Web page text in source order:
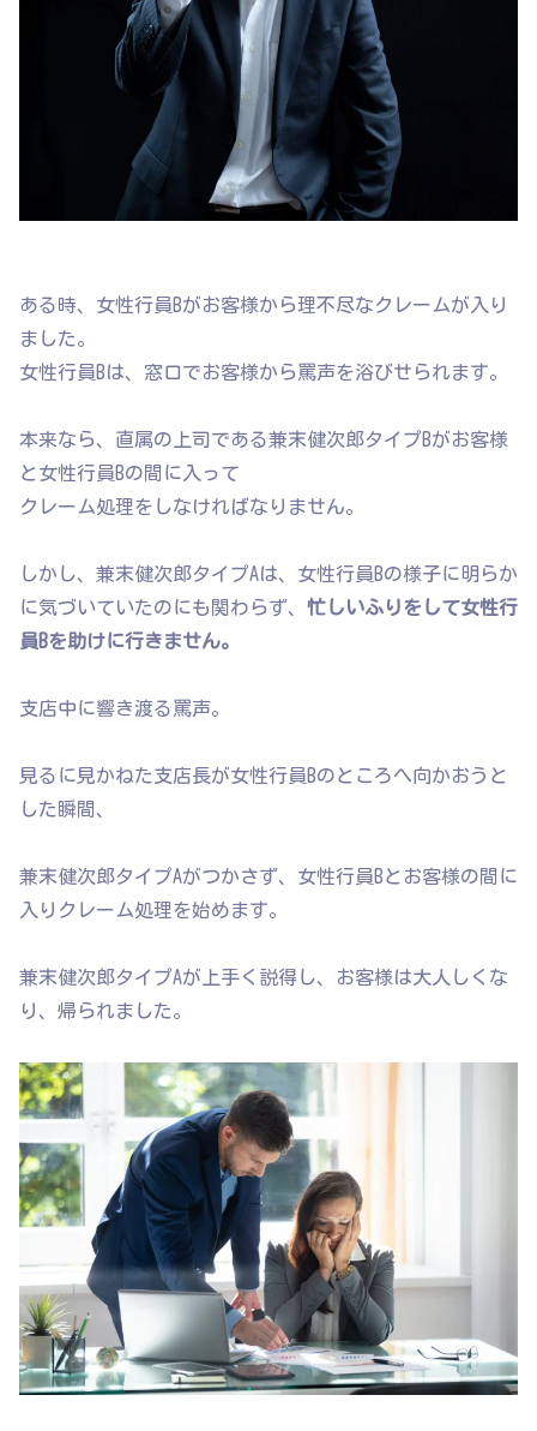
ある時、女性行員Bがお客様から理不尽なクレームが入り
ました。
女性行員Bは、窓口でお客様から罵声を浴びせられます。
本来なら、直属の上司である兼末健次郎タイプBがお客様
と女性行員Bの間に入って
クレーム処理をしなければなりません。
しかし、兼末健次郎タイプAは、女性行員Bの様子に明らか
に気づいていたのにも関わらず、 忙しいふりをして女性行
員Bを助けに行きません。
支店中に響き渡る罵声。
見るに見かねた支店長が女性行員Bのところへ向かおうと
した瞬間、
兼末健次郎タイプAがつかさず、女性行員Bとお客様の間に
入りクレーム処理を始めます。
兼末健次郎タイプAが上手く説得し、お客様は大人しくな
り、帰られました。